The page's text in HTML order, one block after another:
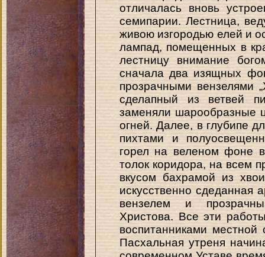
отличалась вновь
семипарии. Лестница,
живою изгородью елей и
лампад, помещенных в
лестницу внимание
сначала два изящных
прозрачными вензелями
сделапный из ветвей
заменяли шарообразные
огней. Далее, в глубипе
пихтами и
горел на веленом фоне
толок коридора, на всем
вкусом бахрамой из
искусственно сдеданная
вензелем и
Христова. Все эти
воспитанниками
Пасхальная утреня